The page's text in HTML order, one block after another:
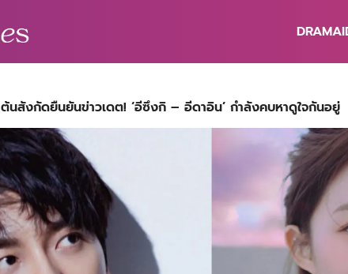
DRAMA
ต้นสังกัดยืนยันข่าวเดต! ‘อีซึงกิ – อีดาอิน’ กำลังคบหาดูใจกันอยู่